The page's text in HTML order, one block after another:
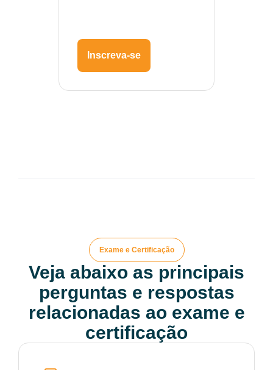
Inscreva-se
Exame e Certificação
Veja abaixo as principais
perguntas e respostas
relacionadas ao exame e
certificação